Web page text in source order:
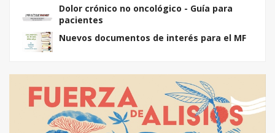
Dolor crónico no oncológico - Guía para
pacientes
Nuevos documentos de interés para el MF